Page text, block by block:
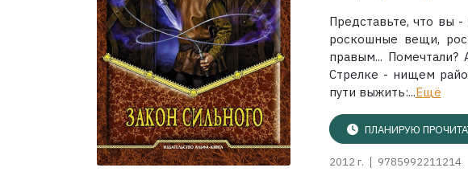
Представьте, что вы -
роскошные вещи,
правым...
Стрелке - нищем
пути выжить:...Ещё
ПЛАНИРУЮ
2012 г. 9785992211214